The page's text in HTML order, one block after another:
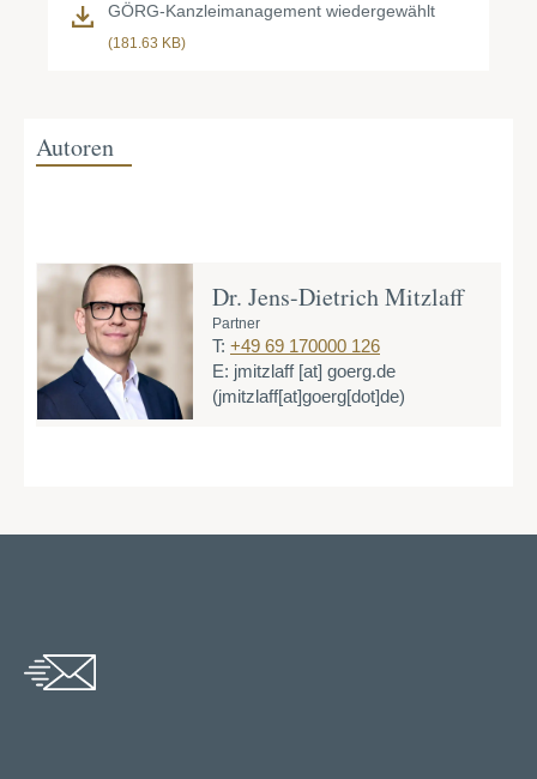
GÖRG-Kanzleimanagement wiedergewählt
(181.63 KB)
Autoren
Dr. Jens-Dietrich Mitzlaff
Partner
T: +49 69 170000 126
E: jmitzlaff[at] goerg.de
(jmitzlaff[at]goerg[dot]de)